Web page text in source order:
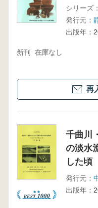
シリーズ：
発行元：
出版年：
新刊 在庫なし
再
千曲川
の淡水
した頃
発行元：
出版年：